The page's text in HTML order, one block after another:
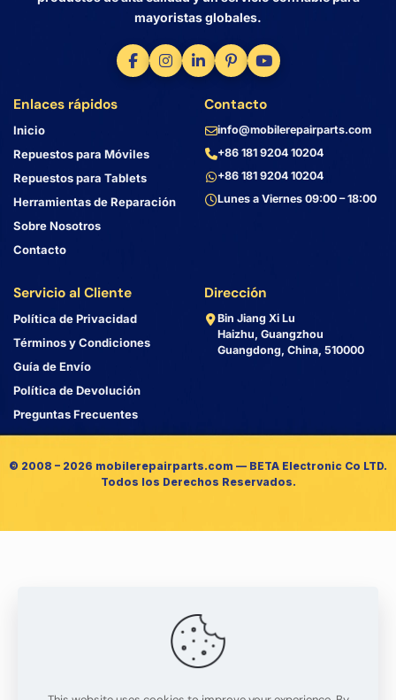
mayoristas globales.
Enlaces rápidos
Inicio
Repuestos para Móviles
Repuestos para Tablets
Herramientas de Reparación
Sobre Nosotros
Contacto
Servicio al Cliente
Política de Privacidad
Términos y Condiciones
Guía de Envío
Política de Devolución
Preguntas Frecuentes
Contacto
info@mobilerepairparts.com
+86 181 9204 10204
+86 181 9204 10204
Lunes a Viernes 09:00 – 18:00
Dirección
Bin Jiang Xi Lu
Haizhu, Guangzhou
Guangdong, China, 510000
© 2008 – 2026 mobilerepairparts.com — BETA Electronic Co LTD.
Todos los Derechos Reservados.